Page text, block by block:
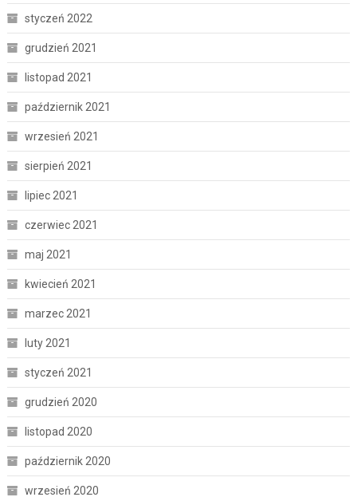
styczeń 2022
grudzień 2021
listopad 2021
październik 2021
wrzesień 2021
sierpień 2021
lipiec 2021
czerwiec 2021
maj 2021
kwiecień 2021
marzec 2021
luty 2021
styczeń 2021
grudzień 2020
listopad 2020
październik 2020
wrzesień 2020